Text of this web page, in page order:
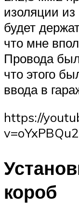
изоляции
будет
что мне
Провода
что этого
ввода в
https://
короб